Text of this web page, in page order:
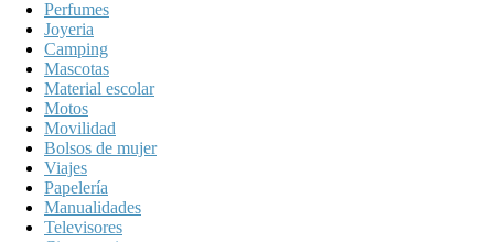
Perfumes
Joyeria
Camping
Mascotas
Material escolar
Motos
Movilidad
Bolsos de mujer
Viajes
Papelería
Manualidades
Televisores